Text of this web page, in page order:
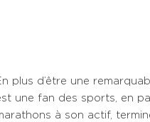
plus d’être une
une fan des sports, en
à son actif,